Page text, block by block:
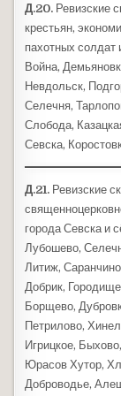
Д.20. Ревизские
крестьян,
пахотных солдат
Война,
Невдольск,
Селечня,
Слобода,
Севска,
Д.21. Ревизские
города Севска и
Лубошево,
Литиж,
Добрик,
Борщево,
Петрилово,
Игрицкое,
Юрасов Хутор,
Доброводье,